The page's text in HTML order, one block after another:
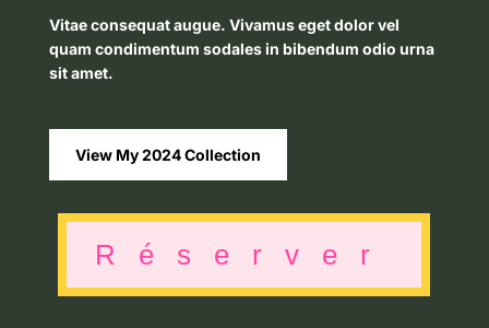
Vitae consequat augue. Vivamus eget dolor vel
quam condimentum sodales in bibendum odio urna
sit amet.
View My 2024 Collection
Réserver